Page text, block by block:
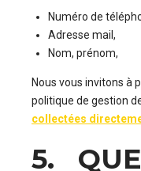
Numéro de
Adresse mail,
Nom, prénom,
Nous vous invitons à
politique de gestion
collectées
5.